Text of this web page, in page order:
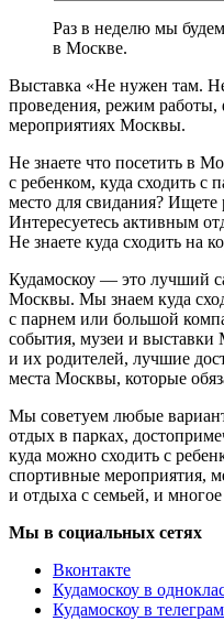
Раз в неделю мы
в Москве.
Выставка «Не нужен там.
проведения, режим
мероприятиях Москвы.
Не знаете что посетить в
с ребенком, куда сходить с
место для свидания?
Интересуетесь активным
Не знаете куда сходить на
Кудамоскоу — это лучший
Москвы. Мы знаем куда
с парнем или большой
события, музеи и
и их родителей, лучшие
места Москвы, которые
Мы советуем любые
отдых в парках,
куда можно сходить с
спортивные мероприятия,
и отдыха с семьей, и многое
Мы в социальных сетях
Вконтакте
Кудамоскоу в
Кудамоскоу в